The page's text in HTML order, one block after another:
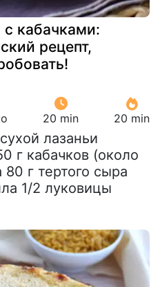
с кабачками:
рецепт,
20 min 20 min
лазаньи
г кабачков (около
г тертого сыра
1/2 луковицы